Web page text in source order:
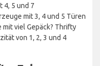
4, 5 und 7
mit 3, 4 und 5 Türen
mit viel Gepäck? Thrifty
von 1, 2, 3 und 4